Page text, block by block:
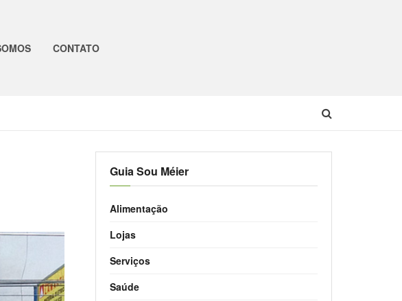
CONTATO
Guia Sou Méier
Alimentação
Lojas
Serviços
Saúde